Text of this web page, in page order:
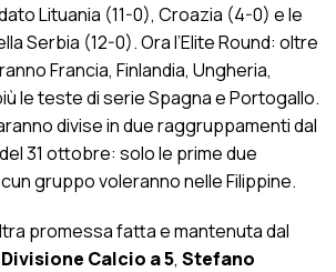
Lituania (11-0), Croazia (4-0) e le
Serbia (12-0). Ora l’Elite Round: oltre
Francia, Finlandia, Ungheria,
le teste di serie Spagna e Portogallo.
divise in due raggruppamenti dal
31 ottobre: solo le prime due
gruppo voleranno nelle Filippine.
promessa fatta e mantenuta dal
Calcio a 5, Stefano